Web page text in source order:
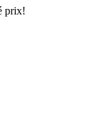
prix!